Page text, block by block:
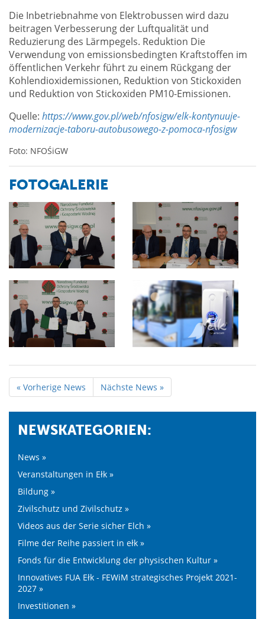
Die Inbetriebnahme von Elektrobussen wird dazu
beitragen Verbesserung der Luftqualität und
Reduzierung des Lärmpegels. Reduktion Die
Verwendung von emissionsbedingten Kraftstoffen im
öffentlichen Verkehr führt zu einem Rückgang der
Kohlendioxidemissionen, Reduktion von Stickoxiden
und Reduktion von Stickoxiden PM10-Emissionen.
Quelle: https://www.gov.pl/web/nfosigw/elk-kontynuuje-
modernizacje-taboru-autobusowego-z-pomoca-nfosigw
Foto: NFOŚiGW
FOTOGALERIE
« Vorherige News Nächste News »
NEWSKATEGORIEN:
News »
Veranstaltungen in Ełk »
Bildung »
Zivilschutz und Zivilschutz »
Videos aus der Serie sicher Elch »
Filme der Reihe passiert in ełk »
Fonds für die Entwicklung der physischen Kultur »
Innovatives FUA Ełk - FEWiM strategisches Projekt 2021-
2027 »
Investitionen »